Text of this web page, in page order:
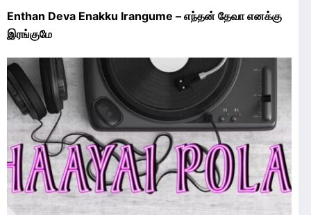
Enthan Deva Enakku Irangume – எந்தன் தேவா எனக்கு
இரங்குமே